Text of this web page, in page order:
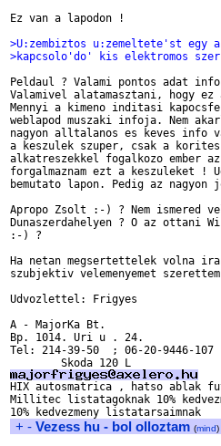
Ez van a lapodon !
>U:zembiztos u:zemeltete'st egy
>kapcsolo'do' kis elektromos
Peldaul ? Valami pontos adat
Valamivel alatamasztani, hogy
Mennyi a kimeno inditasi
weblapod muszaki infoja. Nem
nagyon alltalanos es keves info
a keszulek szuper, csak a
alkatreszekkel fogalkozo ember
forgalmaznam ezt a keszuleket !
bemutato lapon. Pedig az
Apropo Zsolt :-) ? Nem ismered
Dunaszerdahelyen ? O az ottani
:-) ?
Ha netan megsertettelek volna
szubjektiv velemenyemet
Udvozlettel: Frigyes
A - MajorKa Bt.
Bp. 1014. Uri u . 24.
Tel: 214-39-50  ; 06-20-9446-107
Millitec listatagoknak 10%
+ - Vezess hu - bol olloztam (mind)